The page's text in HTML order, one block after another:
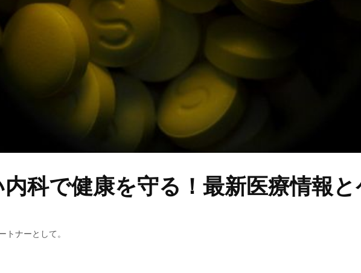
科で健康を守る！最新医療情報
ナーとして。